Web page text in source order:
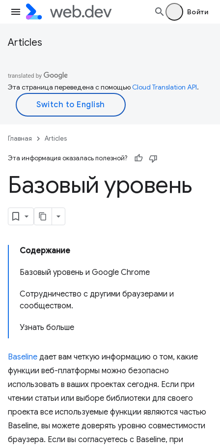
Войти
Articles
Эта страница переведена с помощьюCloud Translation API.
Главная Articles
Эта информация оказалась полезной?
Базовый уровень
Содержание
Базовый уровень и Google Chrome
Сотрудничество с другими браузерами и
сообществом.
Узнать больше
Baseline дает вам четкую информацию о том, какие
функции веб-платформы можно безопасно
использовать в ваших проектах сегодня. Если при
чтении статьи или выборе библиотеки для своего
проекта все используемые функции являются частью
Baseline, вы можете доверять уровню совместимости
браузера. Если вы согласуетесь с Baseline, при